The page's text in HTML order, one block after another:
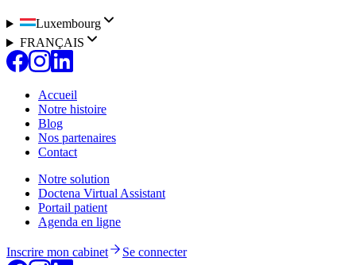
Luxembourg
FRANÇAIS
Accueil
Notre histoire
Blog
Nos partenaires
Contact
Notre solution
Doctena Virtual Assistant
Portail patient
Agenda en ligne
Inscrire mon cabinet Se connecter